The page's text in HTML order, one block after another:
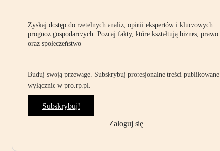
Zyskaj dostęp do rzetelnych analiz, opinii ekspertów i kluczowych
prognoz gospodarczych. Poznaj fakty, które kształtują biznes, prawo
oraz społeczeństwo.
Buduj swoją przewagę. Subskrybuj profesjonalne treści publikowane
wyłącznie w pro.rp.pl.
Subskrybuj!
Zaloguj się